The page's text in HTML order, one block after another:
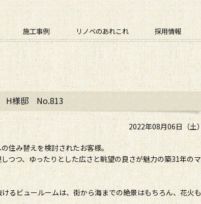
施工事例 リノベのあれこれ 採用情報
H様邸 No.813
2022年08月06日（土）
住み替えを検討されたお客様。
つつ、ゆったりとした広さと眺望の良さが魅力の築31年のマ
るビュールームは、街から海までの絶景はもちろん、花火も